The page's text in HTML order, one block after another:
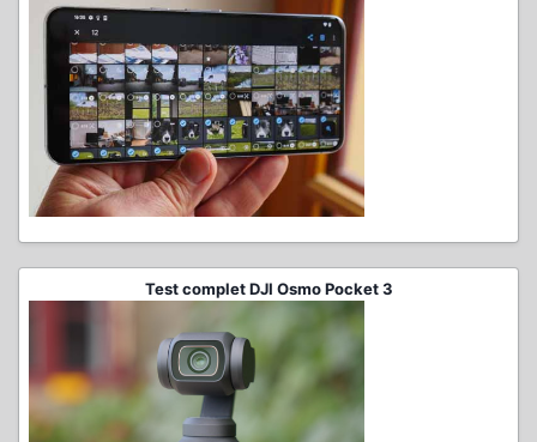
Test complet DJI Osmo Pocket 3